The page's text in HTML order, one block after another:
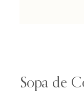
Sopa de